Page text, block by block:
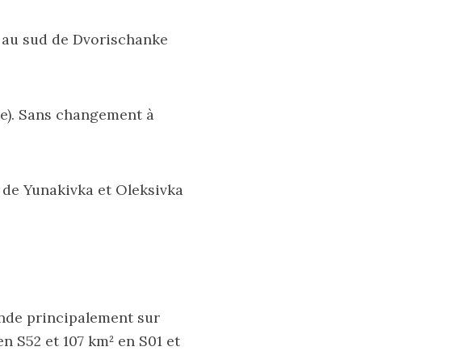
sud de Dvorischanke
). Sans changement à
Yunakivka et Oleksivka
principalement sur
S52 et 107 km² en S01 et